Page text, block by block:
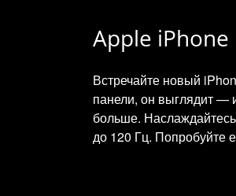
Apple iPhone
Встречайте новый
панели, он выглядит —
больше.
до 120 Гц. Попробуйте